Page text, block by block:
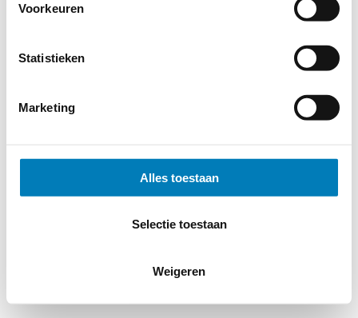
Voorkeuren
Statistieken
Marketing
Alles toestaan
Selectie toestaan
Weigeren